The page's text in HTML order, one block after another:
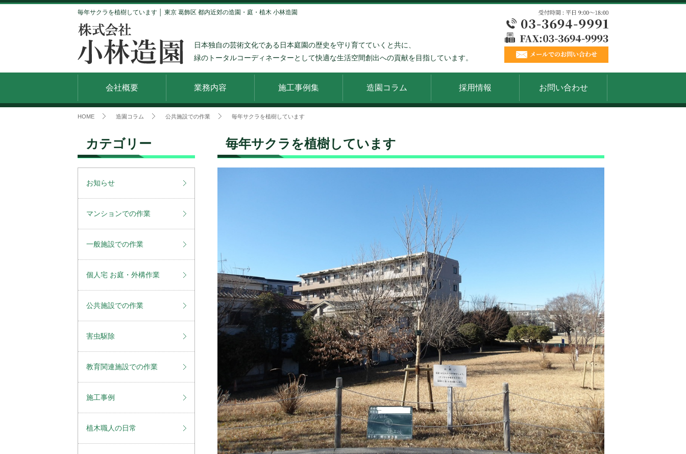
毎年サクラを植樹しています │ 東京 葛飾区 都内近郊の造園・庭・植木 小林造園
日本独自の芸術文化である日本庭園の歴史を守り育てていくと共に、
緑のトータルコーディネーターとして快適な生活空間創出への貢献を目指しています。
会社概要 業務内容 施工事例集 造園コラム 採用情報 お問い合わせ
HOME 造園コラム 公共施設での作業 毎年サクラを植樹しています
毎年サクラを植樹しています
カテゴリー
お知らせ
マンションでの作業
一般施設での作業
個人宅 お庭・外構作業
公共施設での作業
害虫駆除
教育関連施設での作業
施工事例
植木職人の日常